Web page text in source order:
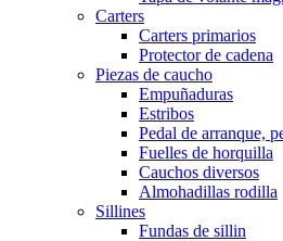
Carters
Carters primarios
Protector de cadena
Piezas de caucho
Empuñaduras
Estribos
Pedal de arranque,
Fuelles de horquilla
Cauchos diversos
Almohadillas rodilla
Sillines
Fundas de sillin